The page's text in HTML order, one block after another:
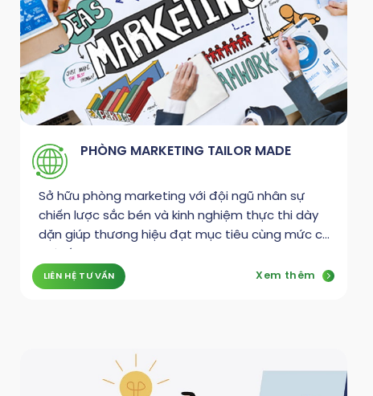
PHÒNG MARKETING TAILOR MADE
Sở hữu phòng marketing với đội ngũ nhân sự
chiến lược sắc bén và kinh nghiệm thực thi dày
dặn giúp thương hiệu đạt mục tiêu cùng mức chi
LIÊN HỆ TƯ VẤN Xem thêm